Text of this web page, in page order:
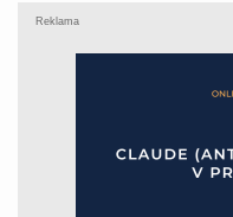
Reklama